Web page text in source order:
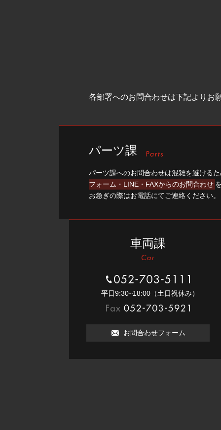
各部署へのお問合わせは下記よりお
パーツ課
パーツ課へのお問合わせは混雑を避ける
フォーム・LINE・FAXからのお問合わせ
お急ぎの際はお電話にてご連絡ください。
車両課
052-703-5111
平⽇9:30~18:00（⼟⽇祝休み）
お問合わせフォーム